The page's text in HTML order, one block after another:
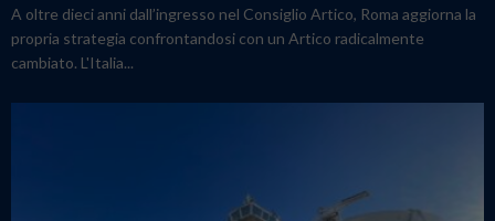
A oltre dieci anni dall’ingresso nel Consiglio Artico, Roma aggiorna la
propria strategia confrontandosi con un Artico radicalmente
cambiato. L'Italia...